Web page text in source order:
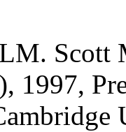
Scott
1997,